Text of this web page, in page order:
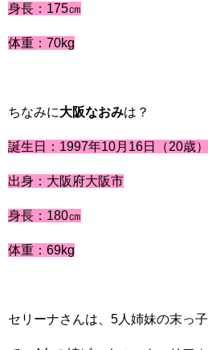
身長：175㎝
体重：70kg
ちなみに大阪なおみは？
誕生日：1997年10月16日（20歳）
出身：大阪府大阪市
身長：180㎝
体重：69kg
セリーナさんは、5人姉妹の末っ子